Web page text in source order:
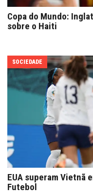
Copa do Mundo:
sobre o Haiti
SOCIEDADE
EUA superam Vietnã
Futebol